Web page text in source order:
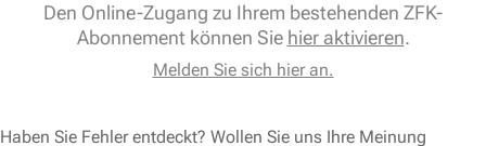
Den Online-Zugang zu Ihrem bestehenden ZFK-
Abonnement können Sie hier aktivieren.
Melden Sie sich hier an.
Haben Sie Fehler entdeckt? Wollen Sie uns Ihre Meinung